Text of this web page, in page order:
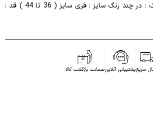
تاپ جنس : فانریپ رنگ : در چند رنگ سایز : فری سایز ( 36 تا 44 ) قد :
سریعپشتیبانی آنلاینضمانت بازگشت کالا